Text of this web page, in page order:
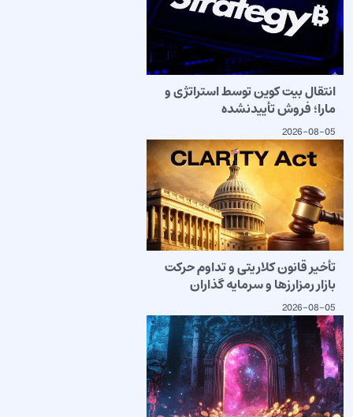
انتقال بیت کوین توسط استراتژی و
مارا؛ فروش تأییدنشده
2026-08-05
تأخیر قانون کلاریتی و تداوم حرکت
بازار رمزارزها و سرمایه گذاران
2026-08-05